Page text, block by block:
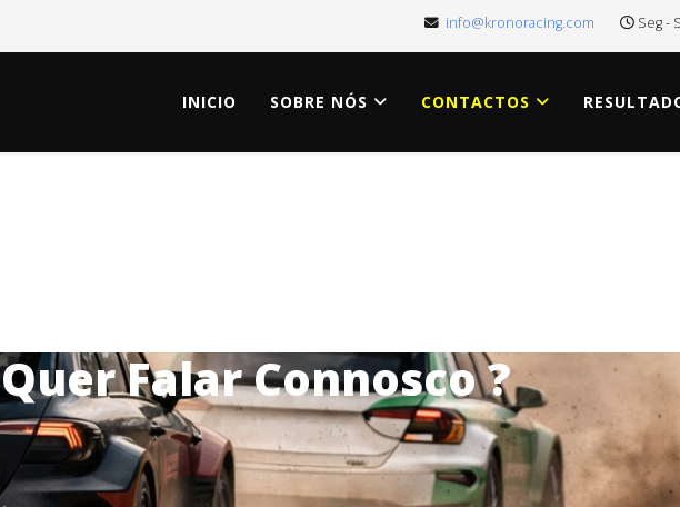
info@kronoracing.com Seg -
INICIO SOBRE NÓS CONTACTOS
Quer Falar Connosco ?